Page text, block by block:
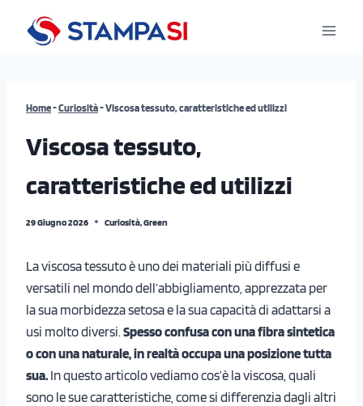
Home-Curiosità-Viscosa tessuto, caratteristiche ed utilizzi
Viscosa tessuto,
caratteristiche ed utilizzi
29 Giugno 2026 Curiosità,Green
La viscosa tessuto è uno dei materiali più diffusi e
versatili nel mondo dell’abbigliamento, apprezzata per
la sua morbidezza setosa e la sua capacità di adattarsi a
usi molto diversi. Spesso confusa con una fibra sintetica
o con una naturale, in realtà occupa una posizione tutta
sua. In questo articolo vediamo cos’è la viscosa, quali
sono le sue caratteristiche, come si differenzia dagli altri